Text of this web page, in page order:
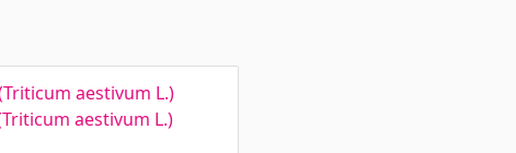
aestivum L.)
aestivum L.)